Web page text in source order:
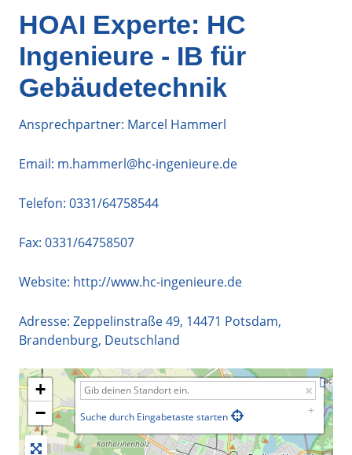
HOAI Experte: HC
Ingenieure - IB für
Gebäudetechnik
Ansprechpartner: Marcel Hammerl
Email: m.hammerl@hc-ingenieure.de
Telefon: 0331/64758544
Fax: 0331/64758507
Website: http://www.hc-ingenieure.de
Adresse: Zeppelinstraße 49, 14471 Potsdam,
Brandenburg, Deutschland
+
−
Suche durch Eingabetaste starten